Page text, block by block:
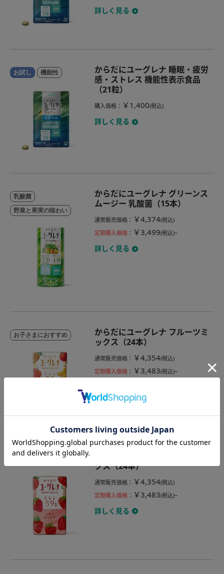
詳しく見る
お試し 機能性
からだにユーグレナ 睡眠・疲労
感・ストレス 機能性表示食品
（21粒）
購入価格 ： ￥1,400(税込)
詳しく見る
乳酸菌
野菜と果実の味わい
からだにユーグレナ グリーンス
ムージー 乳酸菌（15本）
通常販売価格 ： ￥4,374(税込)
定期購入価格 ： ￥3,499(税込)~
詳しく見る
お子さまにおすすめ
からだにユーグレナ フルーツミ
ックス（24本）
通常販売価格 ： ￥4,354(税込)
定期購入価格 ： ￥3,483(税込)~
お子さまにおすすめ
クス（24本）
通常販売価格 ： ￥4,354(税込)
定期購入価格 ： ￥3,483(税込)~
詳しく見る